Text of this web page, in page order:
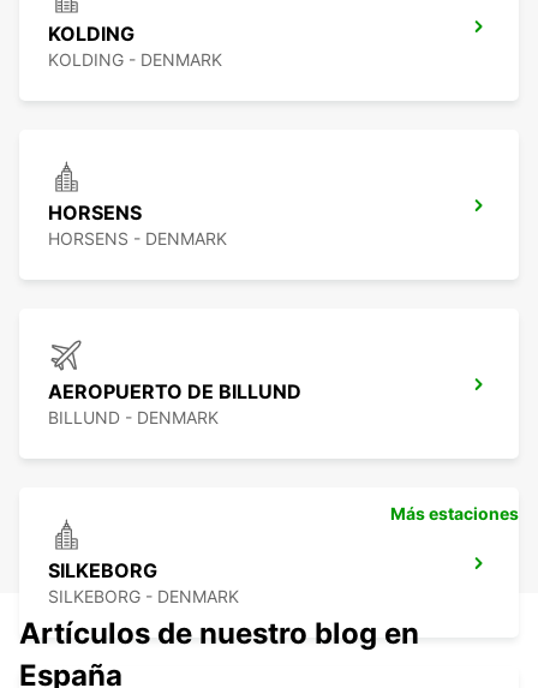
KOLDING
KOLDING - DENMARK
HORSENS
HORSENS - DENMARK
AEROPUERTO DE BILLUND
BILLUND - DENMARK
SILKEBORG
SILKEBORG - DENMARK
Más estaciones
Artículos de nuestro blog en
España